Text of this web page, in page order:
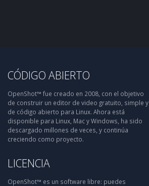
CÓDIGO ABIERTO
OpenShot™ fue creado en 2008, con el objetivo
de construir un editor de video gratuito, simple y
de código abierto para Linux. Ahora está
disponible para Linux, Mac y Windows, ha sido
descargado millones de veces, y continúa
creciendo como proyecto.
LICENCIA
OpenShot™ es un software libre: puedes